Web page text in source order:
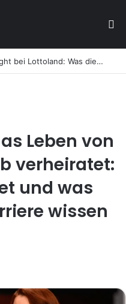
Das spanische Lotterie-Highlight bei Lottoland: Was die El Gordo Sommerlotterie so besonders macht
Leben von
verheiratet:
und was
wissen